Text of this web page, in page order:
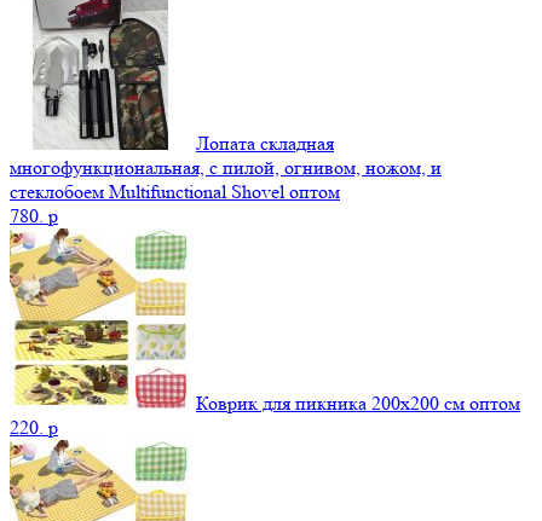
Лопата складная
многофункциональная, с пилой, огнивом, ножом, и
стеклобоем Multifunctional Shovel оптом
780. p
Коврик для пикника 200х200 см оптом
220. p